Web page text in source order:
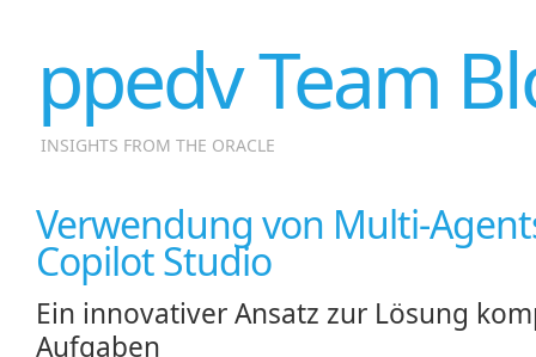
ppedv Team
INSIGHTS FROM THE ORACLE
Verwendung von Multi-
Copilot Studio
Ein innovativer Ansatz zur Lösung
Aufgaben